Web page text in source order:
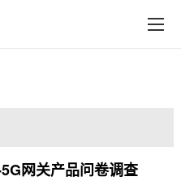
在线购买
网关产品问卷调查